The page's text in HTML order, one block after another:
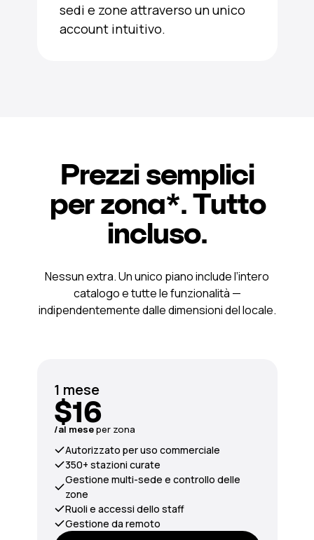
sedi e zone attraverso un unico
account intuitivo.
Prezzi semplici
per zona*. Tutto
incluso.
1 mese
$16
/al meseper zona
Autorizzato per uso commerciale
350+ stazioni curate
Gestione multi-sede e controllo delle
zone
Ruoli e accessi dello staff
Gestione da remoto
Nessun extra. Un unico piano include l’intero
catalogo e tutte le funzionalità —
indipendentemente dalle dimensioni del locale.